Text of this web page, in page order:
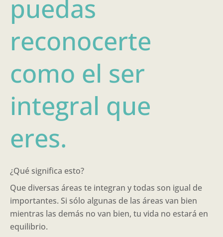
puedas
reconocerte
como el ser
integral que
eres.
¿Qué significa esto?
Que diversas áreas te integran y todas son igual de
importantes. Si sólo algunas de las áreas van bien
mientras las demás no van bien, tu vida no estará en
equilibrio.